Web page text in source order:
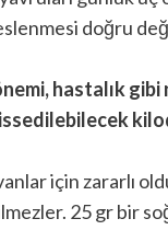
doğru
hastalık
için zararlı
25 gr bir